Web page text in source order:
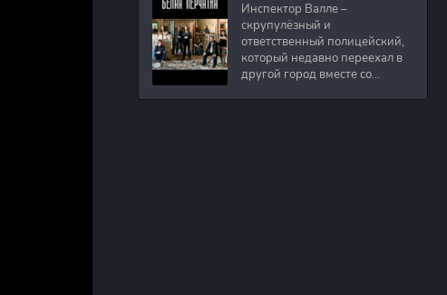
Инспектор Валле –
скрупулёзный и
ответственный полицейский,
который недавно переехал в
другой город вместе со